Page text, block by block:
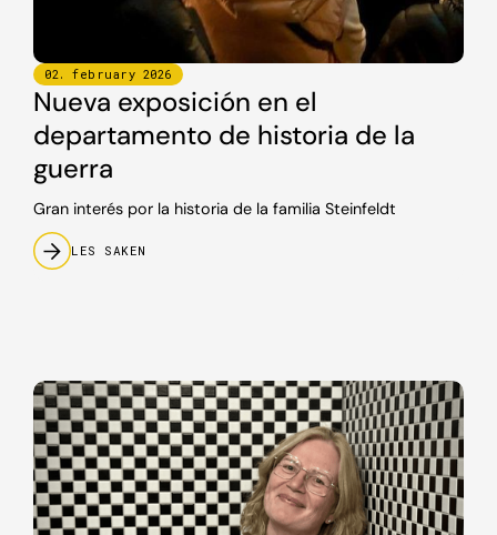
02. february 2026
Nueva exposición en el
departamento de historia de la
guerra
Gran interés por la historia de la familia Steinfeldt
LES SAKEN